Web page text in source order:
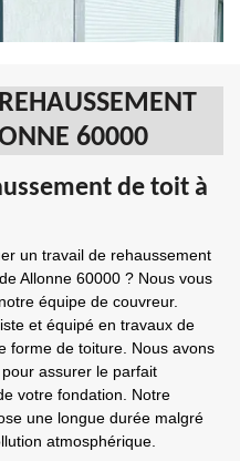
60000
de toit à
un travail de rehaussement
Allonne 60000 ? Nous vous
équipe de couvreur.
et équipé en travaux de
forme de toiture. Nous avons
assurer le parfait
votre fondation. Notre
une longue durée malgré
atmosphérique.